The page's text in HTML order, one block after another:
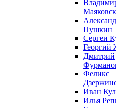
Пушкин
Сергей
Георгий
Дмитрий
Феликс
Иван
Илья